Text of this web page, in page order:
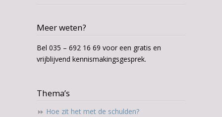
Meer weten?
Bel 035 – 692 16 69 voor een gratis en
vrijblijvend kennismakingsgesprek.
Thema’s
Hoe zit het met de schulden?